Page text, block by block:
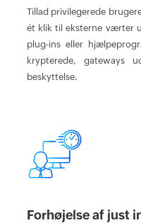
Tillad privilegerede
ét klik til eksterne værter
plug-ins eller
krypterede, gateways
beskyttelse.
Forhøjelse af just